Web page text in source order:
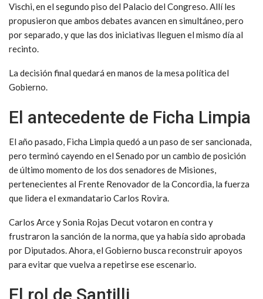
Vischi, en el segundo piso del Palacio del Congreso. Allí les
propusieron que ambos debates avancen en simultáneo, pero
por separado, y que las dos iniciativas lleguen el mismo día al
recinto.
La decisión final quedará en manos de la mesa política del
Gobierno.
El antecedente de Ficha Limpia
El año pasado, Ficha Limpia quedó a un paso de ser sancionada,
pero terminó cayendo en el Senado por un cambio de posición
de último momento de los dos senadores de Misiones,
pertenecientes al Frente Renovador de la Concordia, la fuerza
que lidera el exmandatario Carlos Rovira.
Carlos Arce y Sonia Rojas Decut votaron en contra y
frustraron la sanción de la norma, que ya había sido aprobada
por Diputados. Ahora, el Gobierno busca reconstruir apoyos
para evitar que vuelva a repetirse ese escenario.
El rol de Santilli